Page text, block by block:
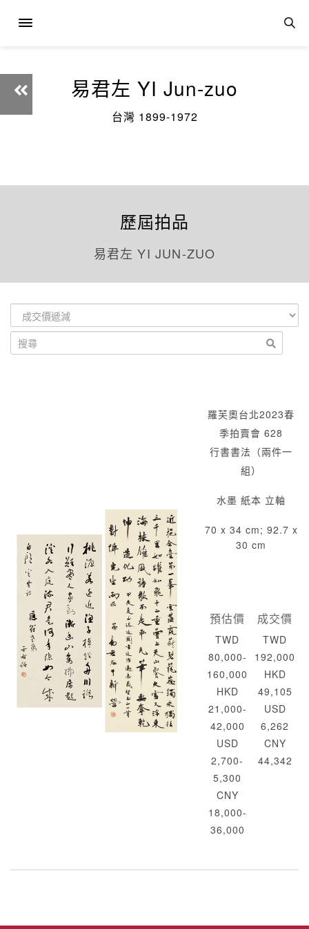
易君左 YI Jun-zuo
台灣 1899-1972
歷屆拍品
易君左 YI JUN-ZUO
羅芙奧台北2023春
季拍賣會 628
行書書法（兩件一
組）
水墨 紙本 立軸
70 x 34 cm; 92.7 x
30 cm
預估價
TWD
80,000-
160,000
HKD
21,000-
42,000
USD
2,700-
5,300
CNY
18,000-
36,000
成交價
TWD
192,000
HKD
49,105
USD
6,262
CNY
44,342